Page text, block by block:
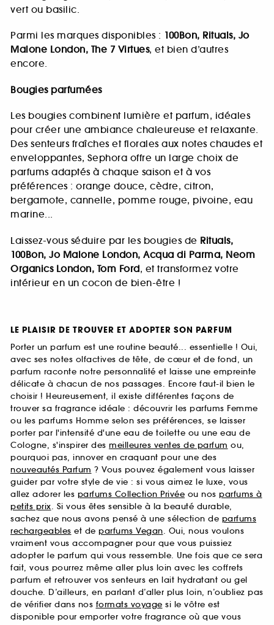
vert ou basilic.
Parmi les marques disponibles : 100Bon, Rituals, Jo
Malone London, The 7 Virtues, et bien d’autres
encore.
Bougies parfumées
Les bougies combinent lumière et parfum, idéales
pour créer une ambiance chaleureuse et relaxante.
Des senteurs fraîches et florales aux notes chaudes et
enveloppantes, Sephora offre un large choix de
parfums adaptés à chaque saison et à vos
préférences : orange douce, cèdre, citron,
bergamote, cannelle, pomme rouge, pivoine, eau
marine...
Laissez-vous séduire par les bougies de Rituals,
100Bon, Jo Malone London, Acqua di Parma, Neom
Organics London, Tom Ford, et transformez votre
intérieur en un cocon de bien-être !
LE PLAISIR DE TROUVER ET ADOPTER SON PARFUM
Porter un parfum est une routine beauté... essentielle ! Oui,
avec ses notes olfactives de tête, de cœur et de fond, un
parfum raconte notre personnalité et laisse une empreinte
délicate à chacun de nos passages. Encore faut-il bien le
choisir ! Heureusement, il existe différentes façons de
trouver sa fragrance idéale : découvrir les parfums Femme
ou les parfums Homme selon ses préférences, se laisser
porter par l'intensité d'une eau de toilette ou une eau de
Cologne, s'inspirer des meilleures ventes de parfum ou,
pourquoi pas, innover en craquant pour une des
nouveautés Parfum ? Vous pouvez également vous laisser
guider par votre style de vie : si vous aimez le luxe, vous
allez adorer les parfums Collection Privée ou nos parfums à
petits prix. Si vous êtes sensible à la beauté durable,
sachez que nous avons pensé à une sélection de parfums
rechargeables et de parfums Vegan. Oui, nous voulons
vraiment vous accompagner pour que vous puissiez
adopter le parfum qui vous ressemble. Une fois que ce sera
fait, vous pourrez même aller plus loin avec les coffrets
parfum et retrouver vos senteurs en lait hydratant ou gel
douche. D’ailleurs, en parlant d’aller plus loin, n’oubliez pas
de vérifier dans nos formats voyage si le vôtre est
disponible pour emporter votre fragrance où que vous